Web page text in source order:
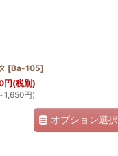
[Ba-105]
円(税別)
1,650円)
オプション選択